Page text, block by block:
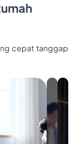
cepat tanggap
Bayar
Bulan,
Bulan
Cukup
Bayar